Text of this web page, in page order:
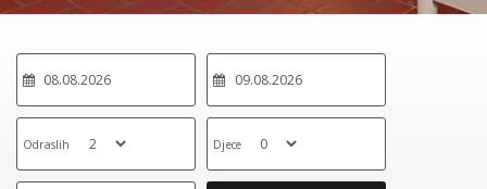
Odraslih Djece